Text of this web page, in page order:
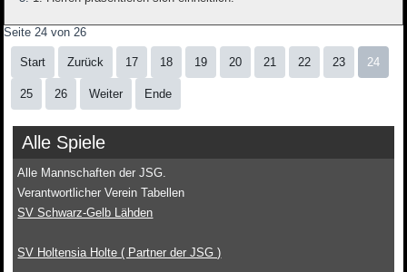
Seite 24 von 26
Start Zurück 17 18 19 20 21 22 23 24
25 26 Weiter Ende
Alle Spiele
Alle Mannschaften der JSG.
Verantwortlicher Verein Tabellen
SV Schwarz-Gelb Lähden
SV Holtensia Holte ( Partner der JSG )